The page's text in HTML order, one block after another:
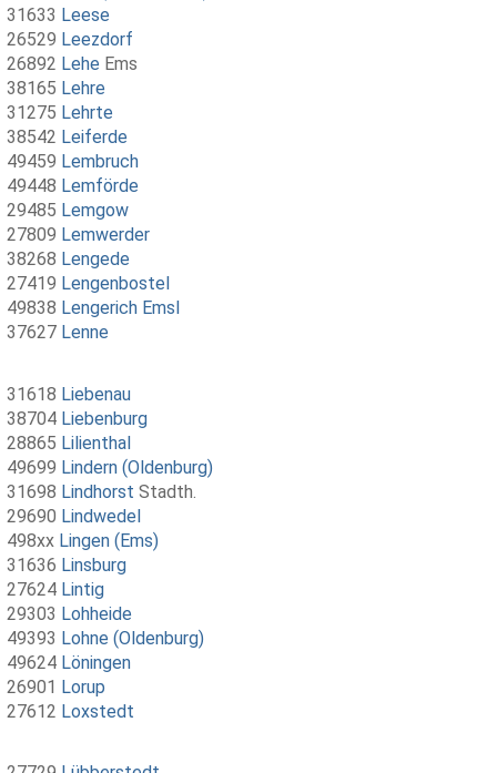
31633 Leese
26529 Leezdorf
26892 Lehe Ems
38165 Lehre
31275 Lehrte
38542 Leiferde
49459 Lembruch
49448 Lemförde
29485 Lemgow
27809 Lemwerder
38268 Lengede
27419 Lengenbostel
49838 Lengerich Emsl
37627 Lenne
31618 Liebenau
38704 Liebenburg
28865 Lilienthal
49699 Lindern (Oldenburg)
31698 Lindhorst Stadth.
29690 Lindwedel
498xx Lingen (Ems)
31636 Linsburg
27624 Lintig
29303 Lohheide
49393 Lohne (Oldenburg)
49624 Löningen
26901 Lorup
27612 Loxstedt